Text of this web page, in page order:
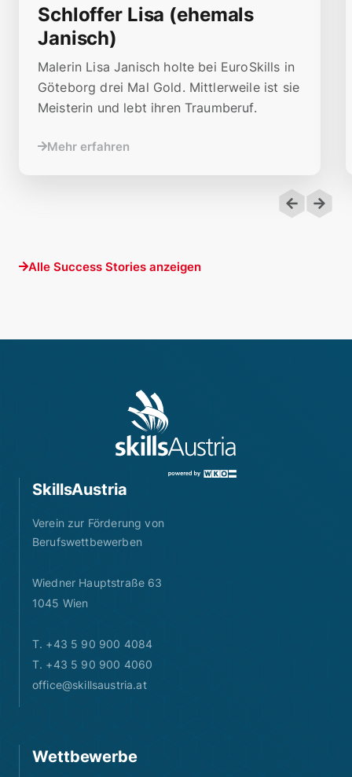
Schloffer Lisa (ehemals
Janisch)
Malerin Lisa Janisch holte bei EuroSkills in
Göteborg drei Mal Gold. Mittlerweile ist sie
Meisterin und lebt ihren Traumberuf.
Mehr erfahren
Alle Success Stories anzeigen
SkillsAustria
Verein zur Förderung von
Berufswettbewerben
Wiedner Hauptstraße 63
1045 Wien
T. +43 5 90 900 4084
T. +43 5 90 900 4060
office@skillsaustria.at
Wettbewerbe